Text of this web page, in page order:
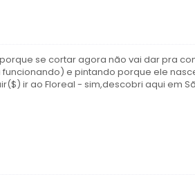
se cortar agora não vai dar pra
e pintando porque ele
ir ao Floreal - sim,descobri aqui em